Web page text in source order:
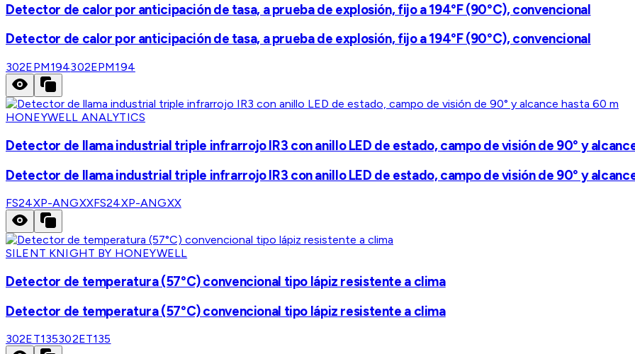
Detector de calor por anticipación de tasa, a prueba de explosión, fijo a 194°F (90°C), convencional
Detector de calor por anticipación de tasa, a prueba de explosión, fijo a 194°F (90°C), convencional
302EPM194302EPM194
HONEYWELL ANALYTICS
Detector de llama industrial triple infrarrojo IR3 con anillo LED de estado, campo de visión de 90° y
Detector de llama industrial triple infrarrojo IR3 con anillo LED de estado, campo de visión de 90° y
FS24XP-ANGXXFS24XP-ANGXX
SILENT KNIGHT BY HONEYWELL
Detector de temperatura (57°C) convencional tipo lápiz resistente a clima
Detector de temperatura (57°C) convencional tipo lápiz resistente a clima
302ET135302ET135